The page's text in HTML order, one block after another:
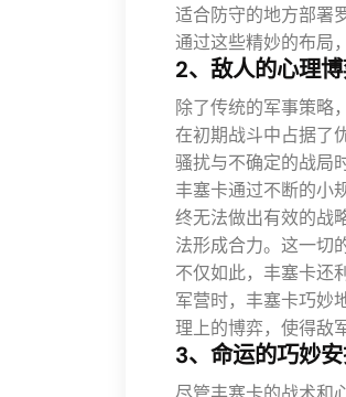
适合防守的地方部署
通过这些精妙的布局
2、敌人的心理
除了传统的军事策略
在初期战斗中占据了
骚扰与不确定的战局
丰塞卡通过不断的小
终无法做出有效的战
法形成合力。这一切
不仅如此，丰塞卡还
军营时，丰塞卡巧妙
理上的博弈，使得敌
3、命运的巧妙